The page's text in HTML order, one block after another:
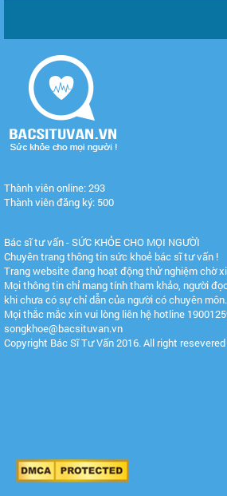
Thành viên online: 293
Thành viên đăng ký: 500
Bác sĩ tư vấn - SỨC KHỎE CHO MỌI NGƯỜI
Chuyên trang thông tin sức khoẻ bác sĩ tư vấn !
Trang website đang hoạt động thử nghiệm chờ
Mọi thông tin chỉ mang tính tham khảo, người
khi chưa có sự chỉ dẫn của người có chuyên môn.
Mọi thắc mắc xin vui lòng liên hệ hotline
songkhoe@bacsituvan.vn
Copyright Bác Sĩ Tư Vấn 2016. All right